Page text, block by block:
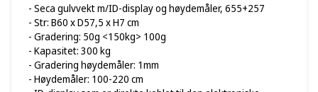
- Seca gulvvekt m/ID-display og høydemåler, 655+257
- Str: B60 x D57,5 x H7 cm
- Gradering: 50g <150kg> 100g
- Kapasitet: 300 kg
- Gradering høydemåler: 1mm
- Høydemåler: 100-220 cm